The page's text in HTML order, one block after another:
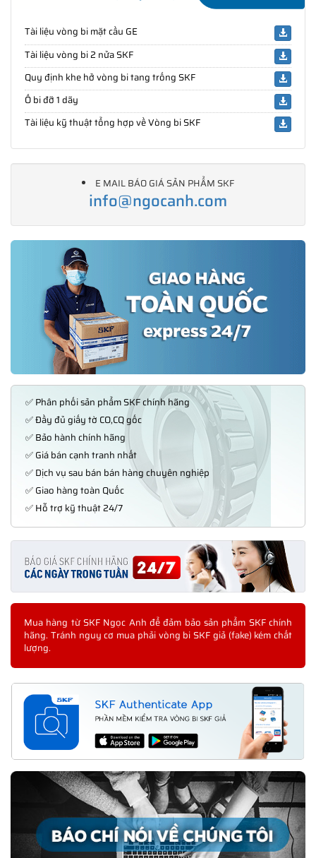
Tài liệu vòng bi mặt cầu GE
Tài liệu vòng bi 2 nửa SKF
Quy định khe hở vòng bi tang trống SKF
Ổ bi đỡ 1 dãy
Tài liệu kỹ thuật tổng hợp về Vòng bi SKF
E MAIL BÁO GIÁ SẢN PHẨM SKF
info@ngocanh.com
✅ Phân phối sản phẩm SKF chính hãng
✅ Đầy đủ giấy tờ CO,CQ gốc
✅ Bảo hành chính hãng
✅ Giá bán cạnh tranh nhất
✅ Dịch vụ sau bán bán hàng chuyên nghiệp
✅ Giao hàng toàn Quốc
✅ Hỗ trợ kỹ thuật 24/7
Mua hàng từ SKF Ngọc Anh để đảm bảo sản phẩm SKF chính
hãng. Tránh nguy cơ mua phải vòng bi SKF giả (fake) kém chất
lượng.